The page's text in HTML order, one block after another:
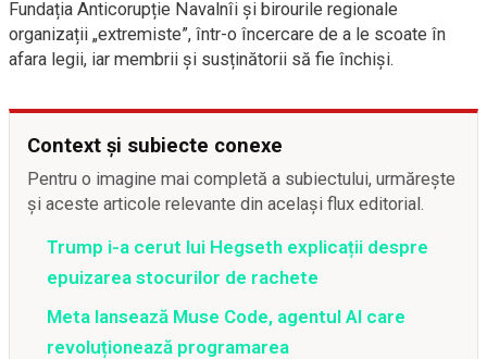
Fundația Anticorupție Navalnîi și birourile regionale
organizații „extremiste”, într-o încercare de a le scoate în
afara legii, iar membrii și susținătorii să fie închiși.
Context și subiecte conexe
Pentru o imagine mai completă a subiectului, urmărește
și aceste articole relevante din același flux editorial.
Trump i-a cerut lui Hegseth explicații despre
epuizarea stocurilor de rachete
Meta lansează Muse Code, agentul AI care
revoluționează programarea